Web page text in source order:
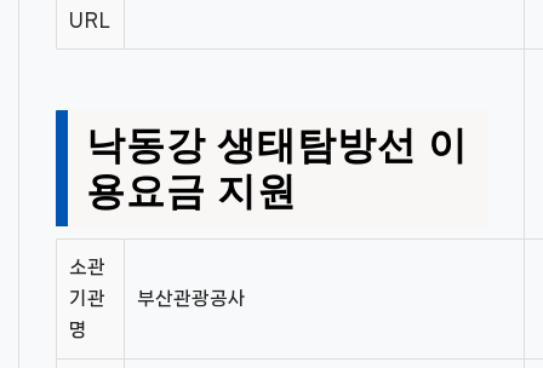
URL
낙동강 생태탐방선 이
용요금 지원
소관
기관
명
부산관광공사